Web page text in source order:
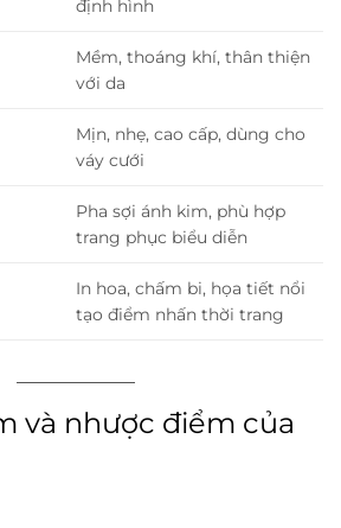
định hình
Mềm, thoáng khí, thân thiện
với da
Mịn, nhẹ, cao cấp, dùng cho
váy cưới
Pha sợi ánh kim, phù hợp
trang phục biểu diễn
In hoa, chấm bi, họa tiết nổi
tạo điểm nhấn thời trang
và nhược điểm của